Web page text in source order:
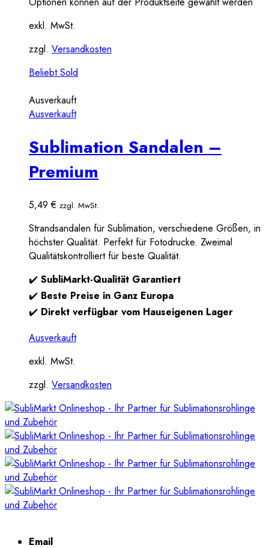
exkl. MwSt.
zzgl. Versandkosten
Beliebt Sold
Ausverkauft
Ausverkauft
Sublimation Sandalen –
Premium
5,49€ zzgl. MwSt.
Strandsandalen für Sublimation, verschiedene Größen, in
höchster Qualität. Perfekt für Fotodrucke. Zweimal
Qualitätskontrolliert für beste Qualität.
✔️ SubliMarkt-Qualität Garantiert
✔️ Beste Preise in Ganz Europa
✔️ Direkt verfügbar vom Hauseigenen Lager
Ausverkauft
exkl. MwSt.
zzgl. Versandkosten
Email